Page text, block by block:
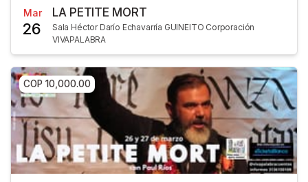
Mar
26
LA PETITE MORT
Sala Héctor Darío Echavarría GUINEITO Corporación
VIVAPALABRA
COP 10,000.00